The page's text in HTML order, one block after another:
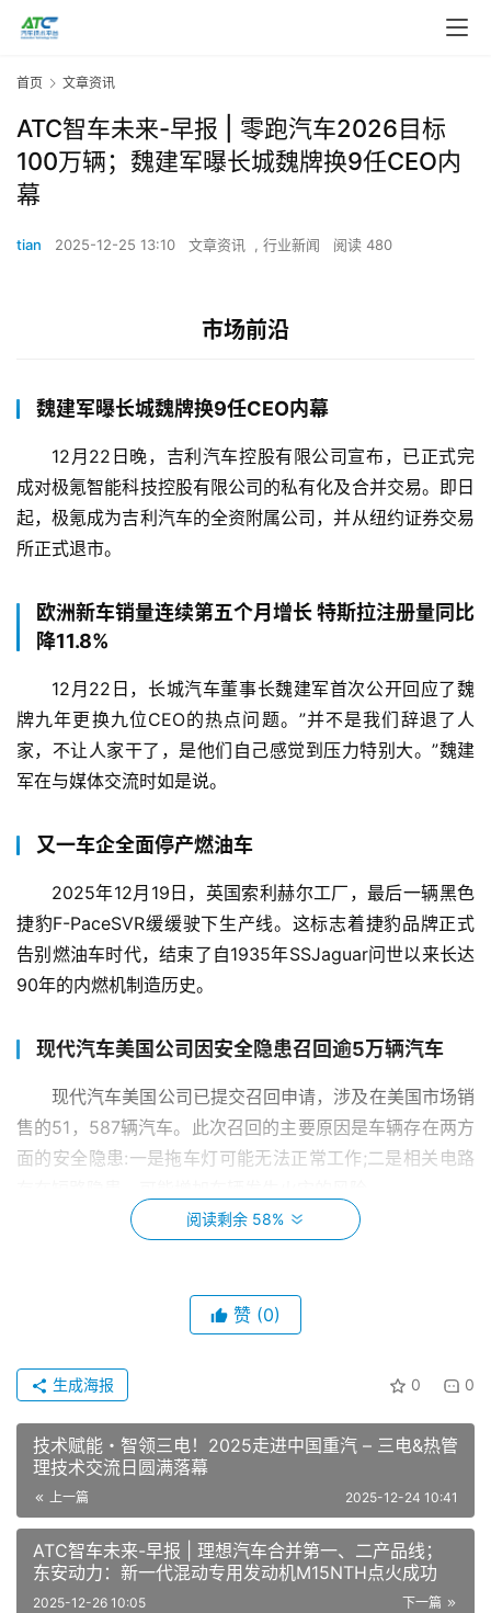
首页 文章资讯
ATC智车未来-早报 | 零跑汽车2026目标
100万辆；魏建军曝长城魏牌换9任CEO内
幕
tian 2025-12-25 13:10 文章资讯 , 行业新闻 阅读 480
市场前沿
魏建军曝长城魏牌换9任CEO内幕
12月22日晚，吉利汽车控股有限公司宣布，已正式完
成对极氪智能科技控股有限公司的私有化及合并交易。即日
起，极氪成为吉利汽车的全资附属公司，并从纽约证券交易
所正式退市。
欧洲新车销量连续第五个月增长 特斯拉注册量同比
降11.8%
12月22日，长城汽车董事长魏建军首次公开回应了魏
牌九年更换九位CEO的热点问题。”并不是我们辞退了人
家，不让人家干了，是他们自己感觉到压力特别大。”魏建
军在与媒体交流时如是说。
又一车企全面停产燃油车
2025年12月19日，英国索利赫尔工厂，最后一辆黑色
捷豹F-PaceSVR缓缓驶下生产线。这标志着捷豹品牌正式
告别燃油车时代，结束了自1935年SSJaguar问世以来长达
90年的内燃机制造历史。
现代汽车美国公司因安全隐患召回逾5万辆汽车
现代汽车美国公司已提交召回申请，涉及在美国市场销
售的51，587辆汽车。此次召回的主要原因是车辆存在两方
面的安全隐患:一是拖车灯可能无法正常工作;二是相关电路
12月24日，一汽奥迪发布千万用户里程碑主题词”成就
千万美好”和专属标识，寓意与用户一路同行，共赴千万美
以专属礼遇回馈广大用户长期以来的信赖与支持。
上汽集团:公司拟直接持有智己汽车的股权
上汽集团公告，为简化公司持股智己汽车的股权结构，
对于原先通过元界基金持有的智己汽车份额部分，拟变更为
由公司直接持有智己汽车的股权。本次基金要素变更后，公
司对智己汽车的持股比例没有变化。
阅读剩余 58%
赞 (0)
0 0
生成海报
技术赋能・智领三电！2025走进中国重汽 – 三电&热管
理技术交流日圆满落幕
上一篇 2025-12-24 10:41
ATC智车未来-早报 | 理想汽车合并第一、二产品线；
东安动力：新一代混动专用发动机M15NTH点火成功
下一篇
2025-12-26 10:05